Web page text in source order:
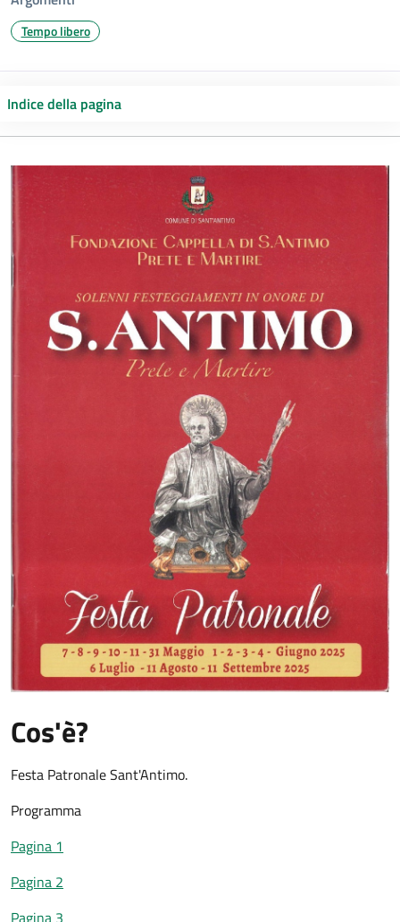
Tempo libero
Indice della pagina
Cos'è?
Festa Patronale Sant'Antimo.
Programma
Pagina 1
Pagina 2